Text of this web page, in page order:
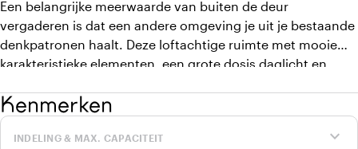
Een belangrijke meerwaarde van buiten de deur
vergaderen is dat een andere omgeving je uit je bestaande
denkpatronen haalt. Deze loftachtige ruimte met mooie
karakteristieke elementen, een grote dosis daglicht en
inspiratie. De ideale setting om het beste uit je dag te
halen!
Kenmerken
expand_more
INDELING & MAX. CAPACITEIT